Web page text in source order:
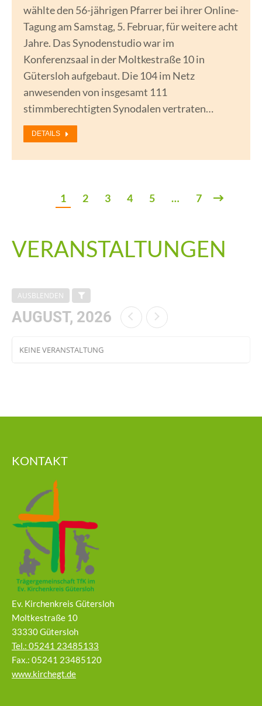
wählte den 56-jährigen Pfarrer bei ihrer Online-
Tagung am Samstag, 5. Februar, für weitere acht
Jahre. Das Synodenstudio war im
Konferenzsaal in der Moltkestraße 10 in
Gütersloh aufgebaut. Die 104 im Netz
anwesenden von insgesamt 111
stimmberechtigten Synodalen vertraten…
DETAILS
1 2 3 4 5 … 7
VERANSTALTUNGEN
AUSBLENDEN
AUGUST, 2026
KEINE VERANSTALTUNG
KONTAKT
Ev. Kirchenkreis Gütersloh
Moltkestraße 10
33330 Gütersloh
Tel.: 05241 23485133
Fax.: 05241 23485120
www.kirchegt.de